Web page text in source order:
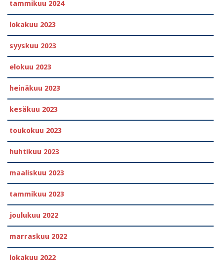
tammikuu 2024
lokakuu 2023
syyskuu 2023
elokuu 2023
heinäkuu 2023
kesäkuu 2023
toukokuu 2023
huhtikuu 2023
maaliskuu 2023
tammikuu 2023
joulukuu 2022
marraskuu 2022
lokakuu 2022